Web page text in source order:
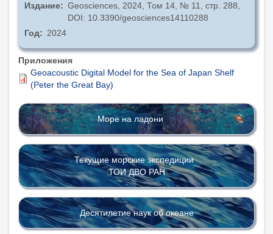
Издание
Geosciences, 2024, Том 14, № 11, стр. 288,
DOI: 10.3390/geosciences14110288
Год
2024
Приложения
Geoacoustic Digital Model for the Sea of Japan Shelf
(Peter the Great Bay)
Море на ладони
Текущие морские экспедиции
ТОИ ДВО РАН
Десятилетие наук об океане